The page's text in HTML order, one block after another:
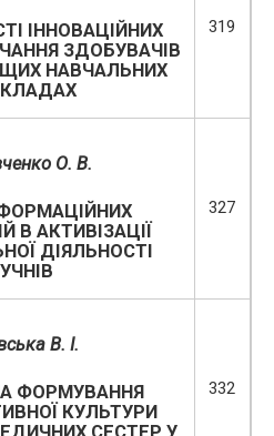
ІННОВАЦІЙНИХ
ЗДОБУВАЧІВ
НАВЧАЛЬНИХ
319
О. В.
В АКТИВІЗАЦІЇ
ДІЯЛЬНОСТІ
УЧНІВ
327
В. І.
ФОРМУВАННЯ
КУЛЬТУРИ
332